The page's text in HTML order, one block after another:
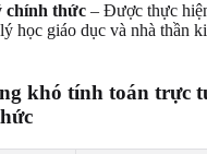
chính thức – Được thực
học giáo dục và nhà thần
khó tính toán trực